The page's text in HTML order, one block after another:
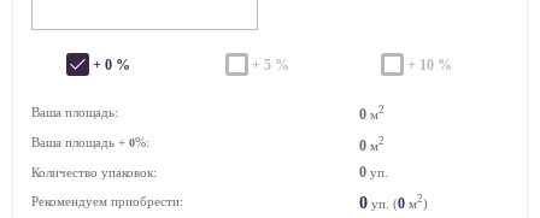
+ 0 % + 5 % + 10 %
Ваша площадь: 0 м2
Ваша площадь + 0%: 0 м2
Количество упаковок: 0 уп.
Рекомендуем приобрести:
0 уп. (0 м2)